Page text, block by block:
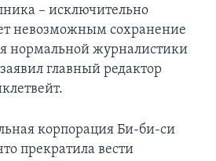
– исключительно
невозможным сохранение
нормальной журналистики
главный редактор
корпорация Би-би-си
прекратила вести